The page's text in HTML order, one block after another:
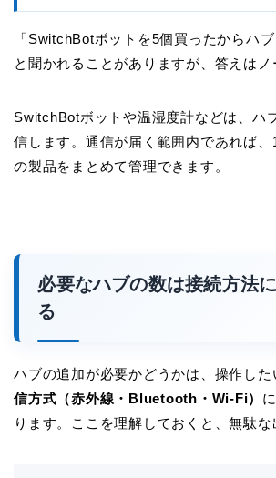
「SwitchBotボットを5個買ったからハブ
と聞かれることがありますが、答えはノ
SwitchBotボットや温湿度計などは、ハ
信します。通信が届く範囲内であれば、
の製品をまとめて管理できます。
必要なハブの数は接続方法
る
ハブの追加が必要かどうかは、操作し
信方式（赤外線・Bluetooth・Wi-Fi）
ります。ここを理解しておくと、無駄な